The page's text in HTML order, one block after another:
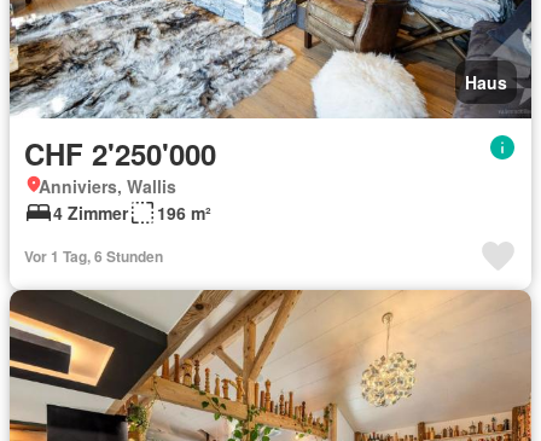
Haus
CHF 2'250'000
Anniviers, Wallis
4 Zimmer
196 m²
Vor 1 Tag, 6 Stunden